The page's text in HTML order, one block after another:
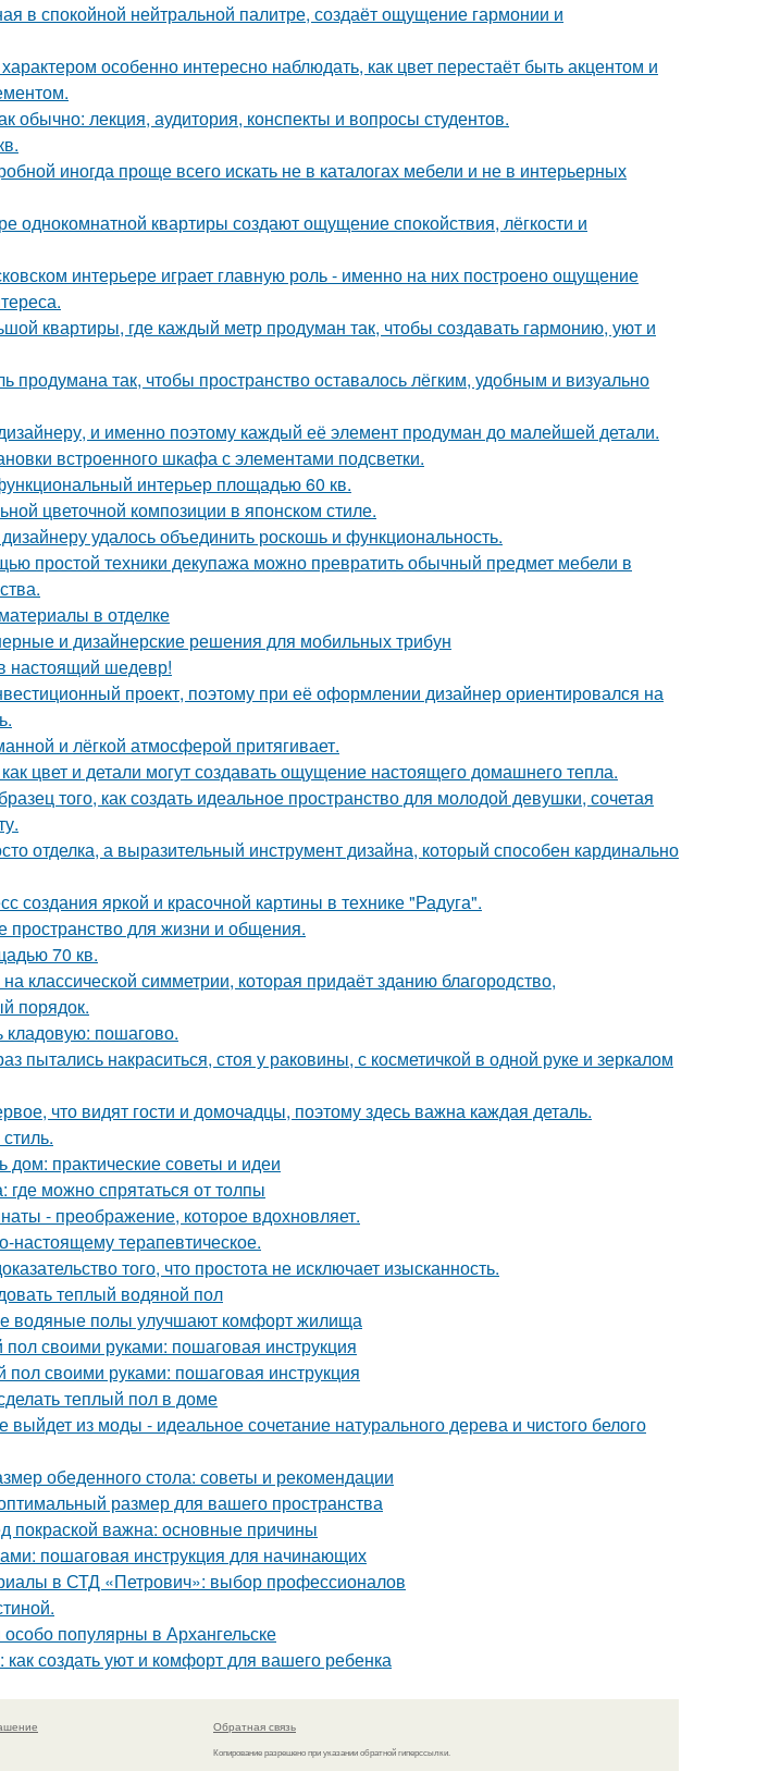
в спокойной нейтральной палитре, создаёт ощущение гармонии и
особенно интересно наблюдать, как цвет перестаёт быть акцентом и
обычно: лекция, аудитория, конспекты и вопросы студентов.
иногда проще всего искать не в каталогах мебели и не в интерьерных
однокомнатной квартиры создают ощущение спокойствия, лёгкости и
интерьере играет главную роль - именно на них построено ощущение
квартиры, где каждый метр продуман так, чтобы создавать гармонию, уют и
продумана так, чтобы пространство оставалось лёгким, удобным и визуально
и именно поэтому каждый её элемент продуман до малейшей детали.
встроенного шкафа с элементами подсветки.
интерьер площадью 60 кв.
цветочной композиции в японском стиле.
удалось объединить роскошь и функциональность.
простой техники декупажа можно превратить обычный предмет мебели в
в отделке
и дизайнерские решения для мобильных трибун
настоящий шедевр!
проект, поэтому при её оформлении дизайнер ориентировался на
и лёгкой атмосферой притягивает.
цвет и детали могут создавать ощущение настоящего домашнего тепла.
того, как создать идеальное пространство для молодой девушки, сочетая
отделка, а выразительный инструмент дизайна, который способен кардинально
создания яркой и красочной картины в технике "Радуга".
пространство для жизни и общения.
70 кв.
классической симметрии, которая придаёт зданию благородство,
порядок.
кладовую: пошагово.
пытались накраситься, стоя у раковины, с косметичкой в одной руке и зеркалом
что видят гости и домочадцы, поэтому здесь важна каждая деталь.
дом: практические советы и идеи
можно спрятаться от толпы
- преображение, которое вдохновляет.
настоящему терапевтическое.
того, что простота не исключает изысканность.
теплый водяной пол
водяные полы улучшают комфорт жилища
своими руками: пошаговая инструкция
пол своими руками: пошаговая инструкция
теплый пол в доме
выйдет из моды - идеальное сочетание натурального дерева и чистого белого
обеденного стола: советы и рекомендации
размер для вашего пространства
покраской важна: основные причины
пошаговая инструкция для начинающих
в СТД «Петрович»: выбор профессионалов
популярны в Архангельске
создать уют и комфорт для вашего ребенка
Обратная связь
Копирование разрешено при указании обратной гиперссылки.